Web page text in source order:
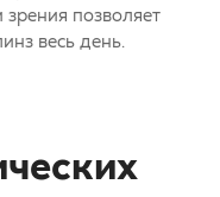
позволяет
весь день.